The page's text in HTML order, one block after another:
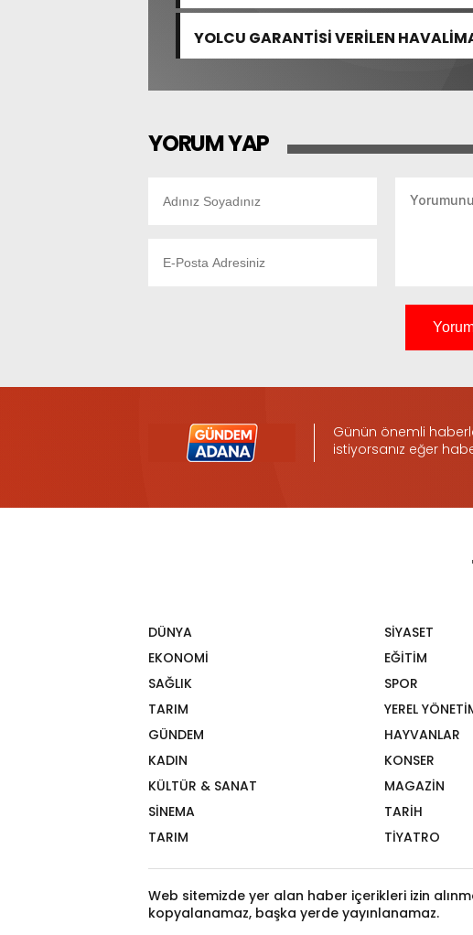
YOLCU GARANTİSİ VERİLEN
YORUM YAP
Günün önemli
istiyorsanız eğer
DÜNYA
SİYASET
EKONOMİ
EĞİTİM
SAĞLIK
SPOR
TARIM
YEREL
GÜNDEM
HAYVANLAR
KADIN
KONSER
KÜLTÜR & SANAT
MAGAZİN
SİNEMA
TARİH
TARIM
TİYATRO
Web sitemizde yer alan haber içerikleri izin
kopyalanamaz, başka yerde yayınlanamaz.